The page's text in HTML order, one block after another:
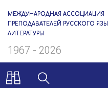
МЕЖДУНАРОДНАЯ АССОЦИАЦИЯ
ПРЕПОДАВАТЕЛЕЙ РУССКОГО
ЛИТЕРАТУРЫ
1967 - 2026